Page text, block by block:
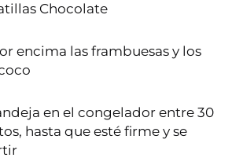
Chocolate
encima las frambuesas y los
en el congelador entre 30
hasta que esté firme y se